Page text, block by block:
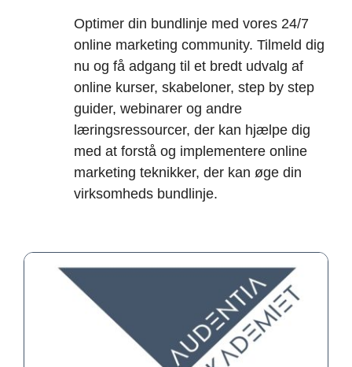
Optimer din bundlinje med vores 24/7
online marketing community. Tilmeld dig
nu og få adgang til et bredt udvalg af
online kurser, skabeloner, step by step
guider, webinarer og andre
læringsressourcer, der kan hjælpe dig
med at forstå og implementere online
marketing teknikker, der kan øge din
virksomheds bundlinje.